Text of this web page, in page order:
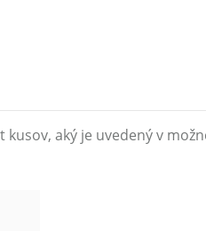
kusov, aký je uvedený v